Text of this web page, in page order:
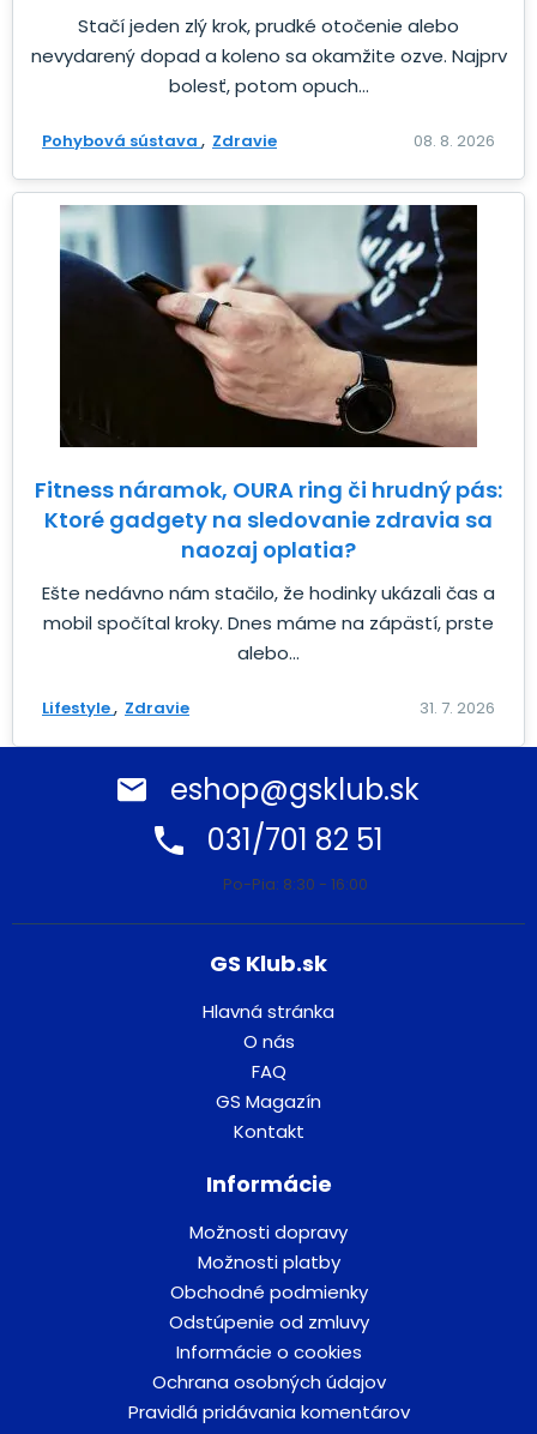
Stačí jeden zlý krok, prudké otočenie alebo
nevydarený dopad a koleno sa okamžite ozve. Najprv
bolesť, potom opuch...
Pohybová sústava Zdravie 08. 8. 2026
Fitness náramok, OURA ring či hrudný pás:
Ktoré gadgety na sledovanie zdravia sa
naozaj oplatia?
Ešte nedávno nám stačilo, že hodinky ukázali čas a
mobil spočítal kroky. Dnes máme na zápästí, prste
alebo...
Lifestyle Zdravie 31. 7. 2026
eshop@gsklub.sk
031/701 82 51
Po-Pia: 8:30 - 16:00
GS Klub.sk
Hlavná stránka
O nás
FAQ
GS Magazín
Kontakt
Informácie
Možnosti dopravy
Možnosti platby
Obchodné podmienky
Odstúpenie od zmluvy
Informácie o cookies
Ochrana osobných údajov
Pravidlá pridávania komentárov